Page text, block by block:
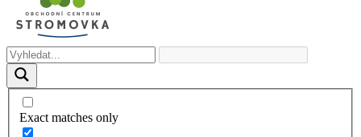
Exact matches only